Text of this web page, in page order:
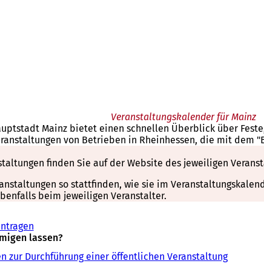
Veranstaltungskalender für Mainz
Mainz bietet einen schnellen Überblick über
von Betrieben in Rheinhessen, die mit dem
finden Sie auf der Website des jeweiligen
so stattfinden, wie sie im
beim jeweiligen Veranstalter.
lassen?
zur Durchführung einer öffentlichen Veranstaltung